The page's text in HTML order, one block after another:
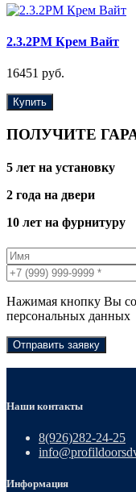
2.3.2PM Крем Вайт
16451 руб.
Купить
ПОЛУЧИТЕ
5 лет на установку
2 года на двери
10 лет на фурнитуру
Нажимая кнопку Вы
персональных данных
Отправить заявку
Наши контакты
8(926)282-24-25
Информация